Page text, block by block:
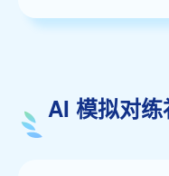
AI 模拟对